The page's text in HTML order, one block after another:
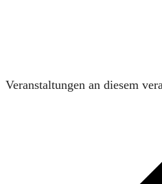
Veranstaltungen an diesem